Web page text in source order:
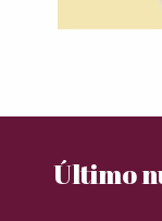
Último